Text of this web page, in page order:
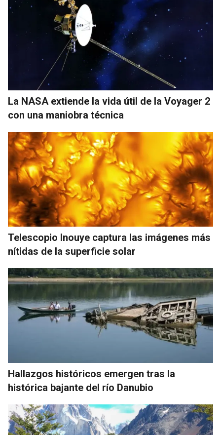
La NASA extiende la vida útil de la Voyager 2
con una maniobra técnica
Telescopio Inouye captura las imágenes más
nítidas de la superficie solar
Hallazgos históricos emergen tras la
histórica bajante del río Danubio